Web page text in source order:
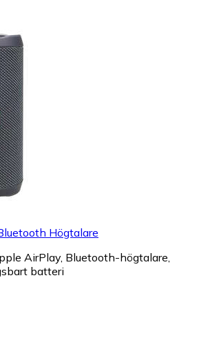
Högtalare
AirPlay, Bluetooth-högtalare,
batteri